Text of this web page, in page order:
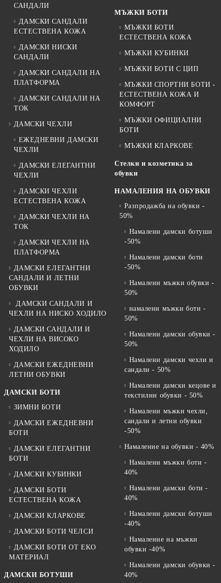
САНДАЛИ
ДАМСКИ САНДАЛИ
ЕСТЕСТВЕНА КОЖА
ДАМСКИ НИСКИ
САНДАЛИ
ДАМСКИ САНДАЛИ НА
ПЛАТФОРМА
ДАМСКИ САНДАЛИ НА
ТОК
ДАМСКИ ЧЕХЛИ
ЕЖЕДНЕВНИ ДАМСКИ
ЧЕХЛИ
ДАМСКИ ЕЛЕГАНТНИ
ЧЕХЛИ
ДАМСКИ ЧЕХЛИ
ЕСТЕСТВЕНА КОЖА
ДАМСКИ ЧЕХЛИ НА
ТОК
ДАМСКИ ЧЕХЛИ НА
ПЛАТФОРМА
ДАМСКИ ЕЛЕГАНТНИ
САНДАЛИ И ЛЕТНИ
ОБУВКИ
ДАМСКИ САНДАЛИ И
ЧЕХЛИ НА НИСКО ХОДИЛО
ДАМСКИ САНДАЛИ И
ЧЕХЛИ НА ВИСОКО
ХОДИЛО
ДАМСКИ ЕЖЕДНЕВНИ
ЛЕТНИ ОБУВКИ
ДАМСКИ БОТИ
ЗИМНИ БОТИ
ДАМСКИ ЕЖЕДНЕВНИ
БОТИ
ДАМСКИ ЕЛЕГАНТНИ
БОТИ
ДАМСКИ КУБИНКИ
ДАМСКИ БОТИ
ЕСТЕСТВЕНА КОЖА
ДАМСКИ КЛАРКОВЕ
ДАМСКИ БОТИ ЧЕЛСИ
ДАМСКИ БОТИ ОТ EKO
МАТЕРИАЛ
ДАМСКИ БОТУШИ
МЪЖКИ БОТИ
МЪЖКИ БОТИ
ЕСТЕСТВЕНА КОЖА
МЪЖКИ КУБИНКИ
МЪЖКИ БОТИ С ЦИП
МЪЖКИ СПОРТНИ БОТИ -
ЕСТЕСТВЕНА КОЖА И
КОМФОРТ
МЪЖКИ ОФИЦИАЛНИ
БОТИ
МЪЖКИ КЛАРКОВЕ
Стелки и козметика за
обувки
НАМАЛЕНИЯ НА ОБУВКИ
Разпродажба на обувки -
50%
Намалени дамски ботуши
-50%
Намалени дамски боти
-50%
Намалени мъжки обувки -
50%
намалени мъжки боти -
50%
Намалени дамски обувки -
50%
Намалени дамски чехли и
сандали - 50%
Намалени дамски кецове и
текстилни обувки - 50%
Намалени мъжки чехли,
сандали и летни обувки
-50%
Намаление на обувки - 40%
Намалени мъжки боти -
40%
Намалени дамски боти -
40%
Намалени дамски ботуши
-40%
Намаление на мъжки
обувки -40%
Намалени дамски обувки -
40%